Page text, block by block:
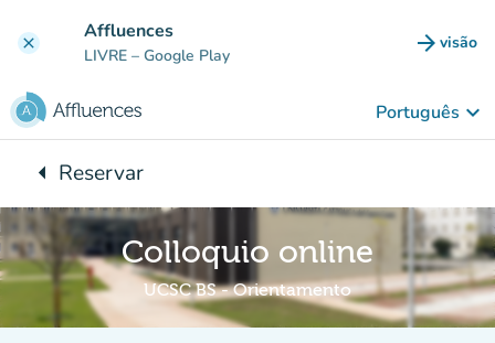
clear Affluences
LIVRE – Google Play arrow_forward visão
(novo
Português keyboard_arrow_down
arrow_leftVoltar para:
Reservar
Colloquio online
UCSC BS - Orientamento